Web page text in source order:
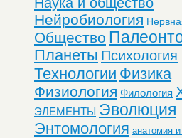
Нейробиология
Общество
Планеты Психология
Технологии Физика
Физиология Филология
ЭЛЕМЕНТЫ Эволюция
Энтомология анатомия